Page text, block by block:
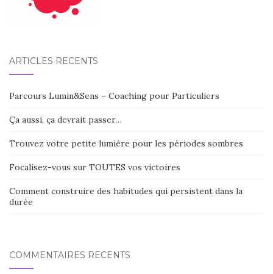
ARTICLES RÉCENTS
Parcours Lumin&Sens – Coaching pour Particuliers
Ça aussi, ça devrait passer…
Trouvez votre petite lumière pour les périodes sombres
Focalisez-vous sur TOUTES vos victoires
Comment construire des habitudes qui persistent dans la
durée
COMMENTAIRES RÉCENTS